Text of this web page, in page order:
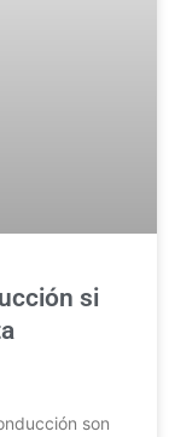
si
son